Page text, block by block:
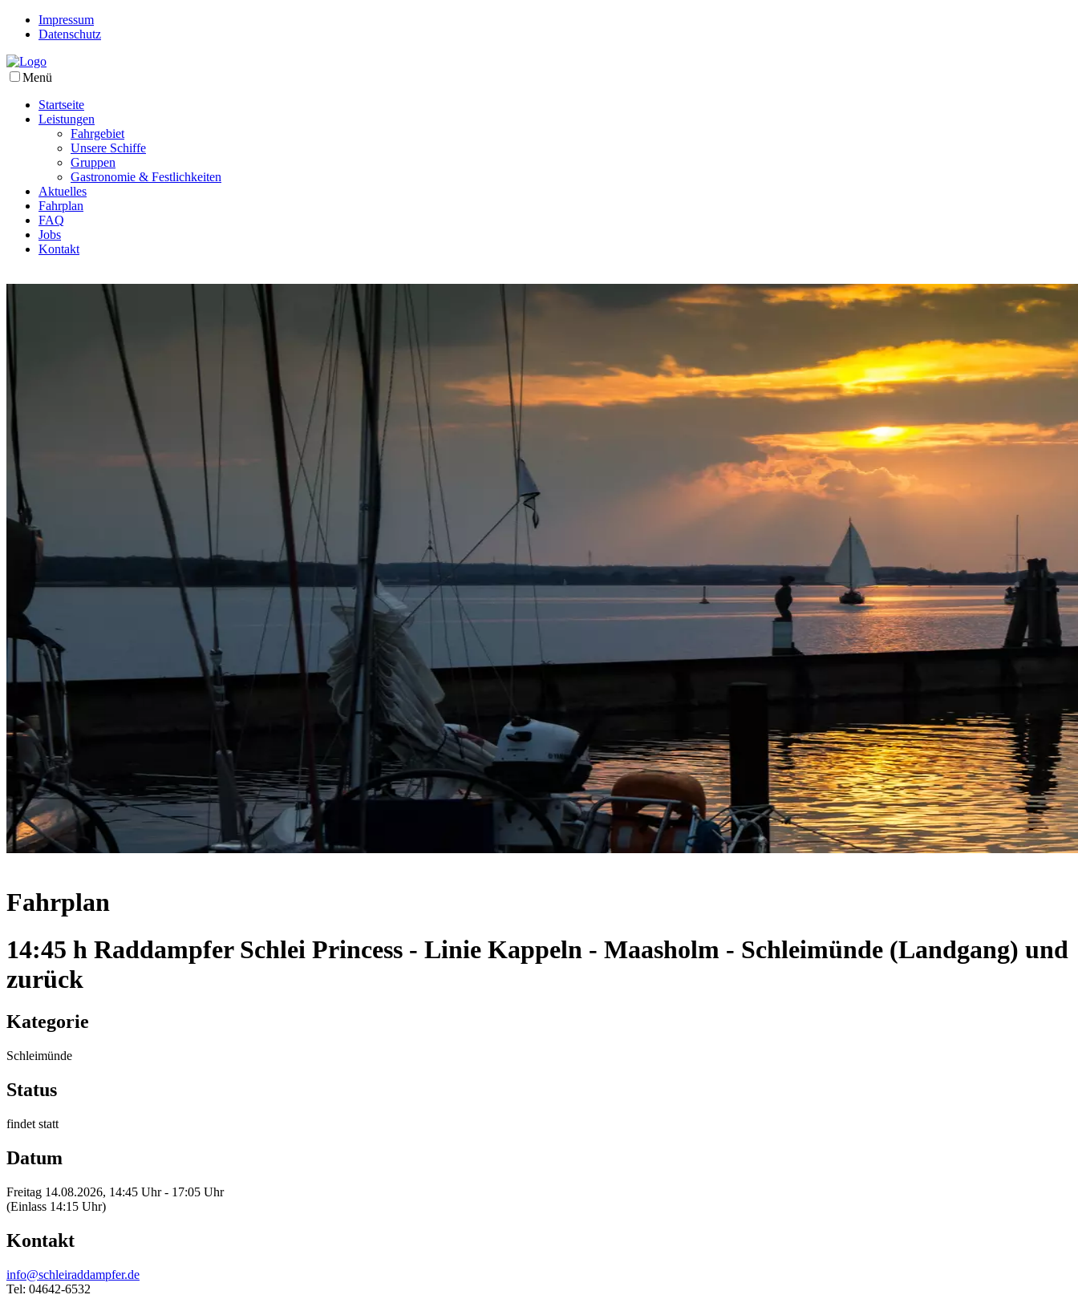
Impressum
Datenschutz
Menü
Startseite
Leistungen
Fahrgebiet
Unsere Schiffe
Gruppen
Gastronomie & Festlichkeiten
Aktuelles
Fahrplan
FAQ
Jobs
Kontakt
Fahrplan
14:45 h Raddampfer Schlei Princess - Linie Kappeln - Maasholm - Schleimünde (Landgang) und
zurück
Kategorie
Schleimünde
Status
findet statt
Datum
Freitag 14.08.2026, 14:45 Uhr - 17:05 Uhr
(Einlass 14:15 Uhr)
Kontakt
info@schleiraddampfer.de
Tel: 04642-6532